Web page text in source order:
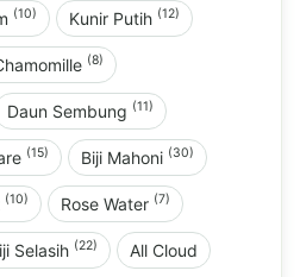
(10) Kunir Putih (12)
(8)
Daun Sembung (11)
(15) Biji Mahoni (30)
(10) Rose Water (7)
Selasih (22) All Cloud